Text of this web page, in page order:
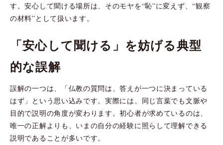
す。安心して聞ける場所は、そのモヤを“恥”に変えず、“観察
の材料”として扱います。
「安心して聞ける」を妨げる典型
的な誤解
誤解の一つは、「仏教の質問は、答えが一つに決まっている
はず」という思い込みです。実際には、同じ言葉でも文脈や
目的で説明の角度が変わります。初心者が求めているのは、
唯一の正解よりも、いまの自分の経験に照らして理解できる
説明であることが多いです。